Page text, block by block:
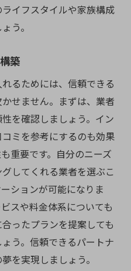
イフスタイルや家族構成
う。
築
るためには、信頼できる
せません。まずは、業者
を確認しましょう。イン
ミを参考にするのも効果
重要です。自分のニーズ
してくれる業者を選ぶこ
ションが可能になりま
スや料金体系についても
ったプランを提案しても
う。信頼できるパートナ
を実現しましょう。